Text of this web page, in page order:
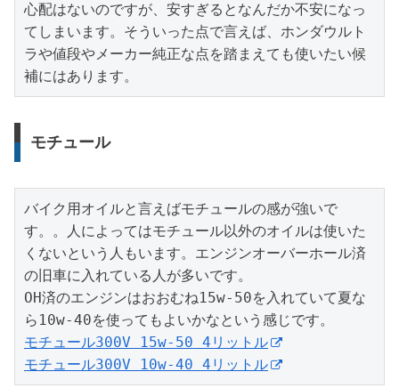
心配はないのですが、安すぎるとなんだか不安になっ
てしまいます。そういった点で言えば、ホンダウルト
ラや値段やメーカー純正な点を踏まえても使いたい候
補にはあります。
モチュール
バイク用オイルと言えばモチュールの感が強いで
す。。人によってはモチュール以外のオイルは使いた
くないという人もいます。エンジンオーバーホール済
の旧車に入れている人が多いです。
OH済のエンジンはおおむね15w-50を入れていて夏な
モチュール300V 15w-50 4リットル
モチュール300V 10w-40 4リットル